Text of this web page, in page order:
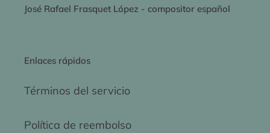
José Rafael Frasquet López - compositor español
Enlaces rápidos
Términos del servicio
Política de reembolso